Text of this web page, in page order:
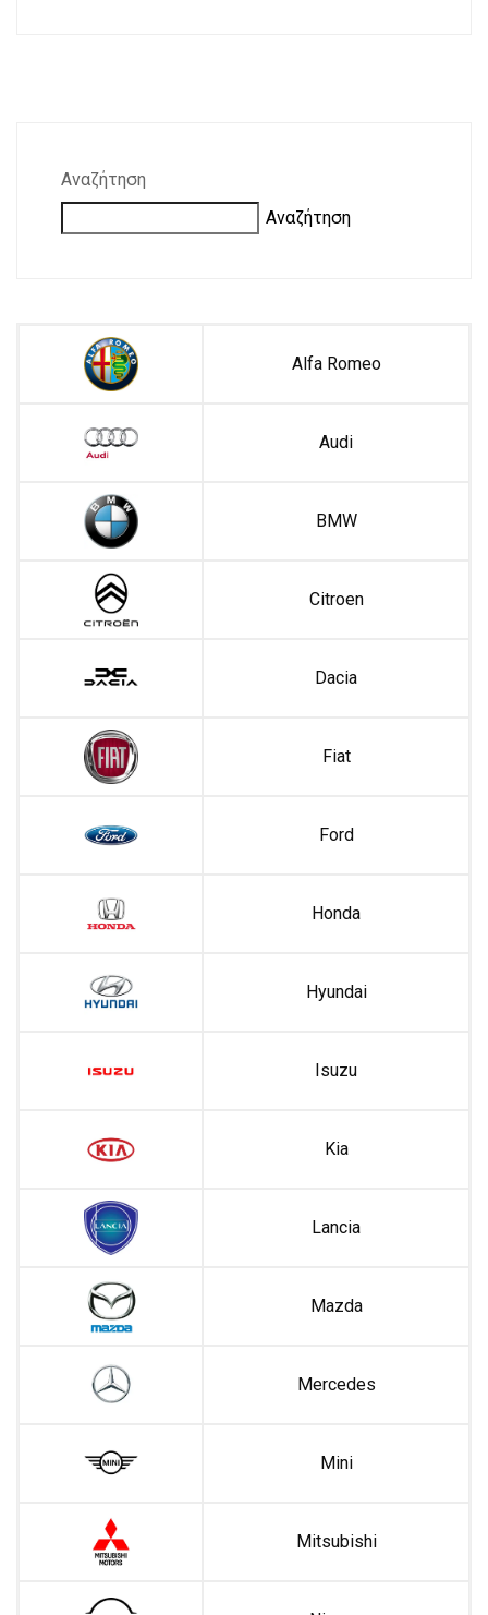
Αναζήτηση
Αναζήτηση
Alfa Romeo
Audi
BMW
Citroen
Dacia
Fiat
Ford
Honda
Hyundai
Isuzu
Kia
Lancia
Mazda
Mercedes
Mini
Mitsubishi